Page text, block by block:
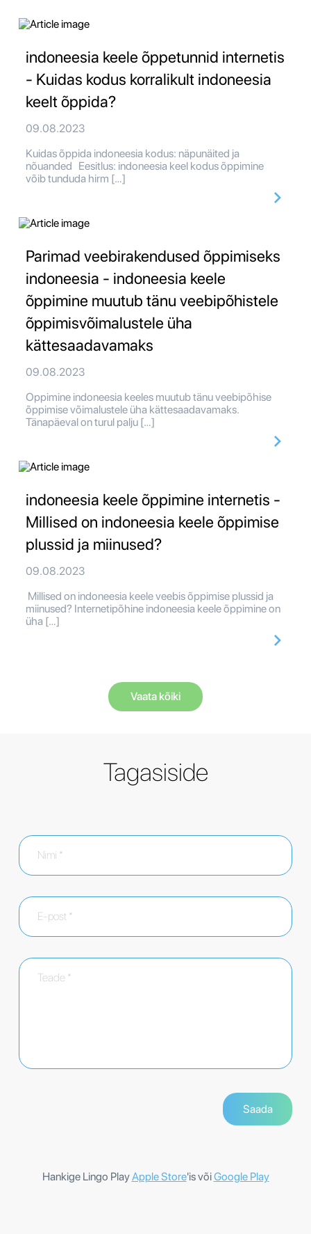
indoneesia keele õppetunnid internetis
- Kuidas kodus korralikult indoneesia
keelt õppida?
09.08.2023
Kuidas õppida indoneesia kodus: näpunäited ja
nõuanded Eesitlus: indoneesia keel kodus õppimine
võib tunduda hirm […]
Parimad veebirakendused õppimiseks
indoneesia - indoneesia keele
õppimine muutub tänu veebipõhistele
õppimisvõimalustele üha
kättesaadavamaks
09.08.2023
Oppimine indoneesia keeles muutub tänu veebipõhise
õppimise võimalustele üha kättesaadavamaks.
Tänapäeval on turul palju […]
indoneesia keele õppimine internetis -
Millised on indoneesia keele õppimise
plussid ja miinused?
09.08.2023
Millised on indoneesia keele veebis õppimise plussid ja
miinused? Internetipõhine indoneesia keele õppimine on
üha […]
Vaata kõiki
Tagasiside
Hankige Lingo PlayApple Store'is võiGoogle Play